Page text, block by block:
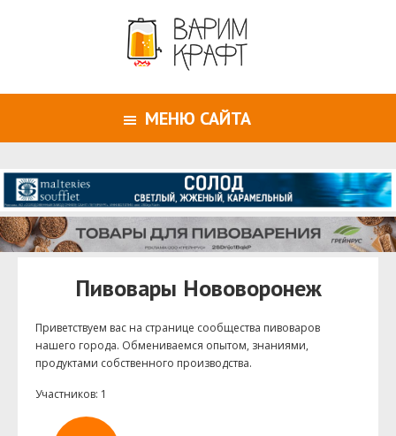
МЕНЮ САЙТА
Пивовары Нововоронеж
Приветствуем ваc на странице сообщества пивоваров
нашего города. Обмениваемся опытом, знаниями,
продуктами собственного производства.
Участников: 1